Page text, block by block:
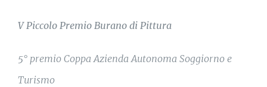
V Piccolo Premio Burano di Pittura
5° premio Coppa Azienda Autonoma Soggiorno e
Turismo